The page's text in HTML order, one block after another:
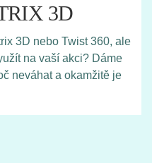
3D
3D nebo Twist 360, ale
na vaší akci? Dáme
neváhat a okamžitě je